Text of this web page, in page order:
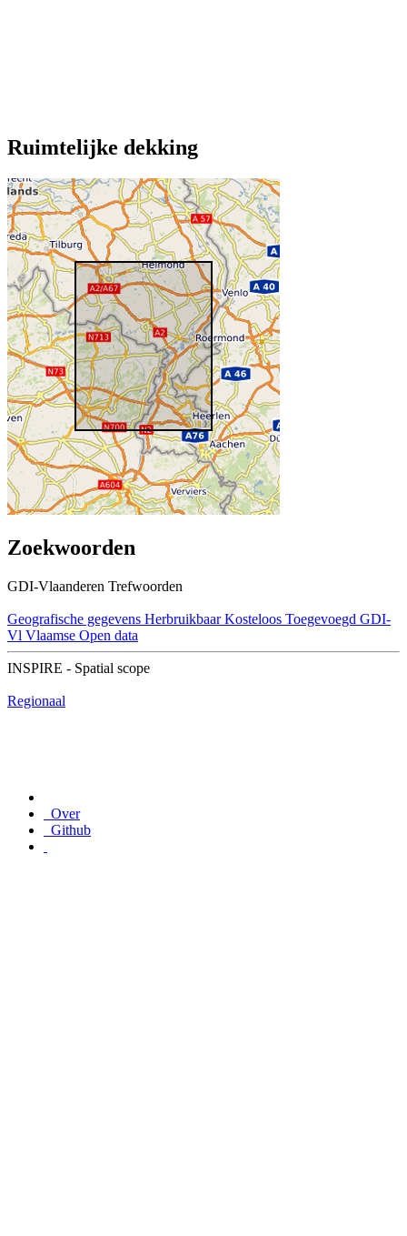
Ruimtelijke dekking
Zoekwoorden
GDI-Vlaanderen Trefwoorden
Geografische gegevens Herbruikbaar Kosteloos Toegevoegd GDI-
Vl Vlaamse Open data
INSPIRE - Spatial scope
Regionaal
Over
Github